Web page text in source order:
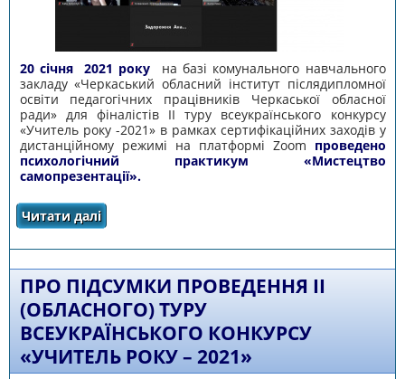
20 січня 2021 року
на базі комунального навчального
закладу «Черкаський обласний інститут післядипломної
освіти педагогічних працівників Черкаської обласної
ради» для фіналістів ІІ туру всеукраїнського конкурсу
«Учитель року -2021» в рамках сертифікаційних заходів у
дистанційному режимі на платформі Zoom проведено
психологічний практикум «Мистецтво
самопрезентації».
Читати далі
УЧАСТЬ УПСИХОЛОГІЧНОМУ
САМОПРЕЗЕНТАЦІЇ»
ПРО ПІДСУМКИ ПРОВЕДЕННЯ ІІ
(ОБЛАСНОГО) ТУРУ
ВСЕУКРАЇНСЬКОГО КОНКУРСУ
«УЧИТЕЛЬ РОКУ – 2021»